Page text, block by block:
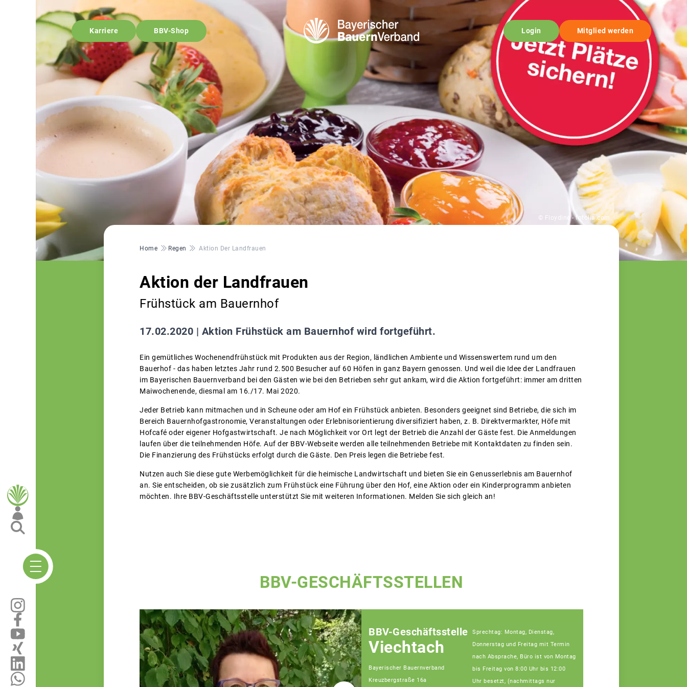
Karriere BBV-Shop Login Mitglied werden
© Floydine - fotolia.com
Pfadnavigation
Home Regen Aktion Der Landfrauen
Aktion der Landfrauen
Frühstück am Bauernhof
17.02.2020 | Aktion Frühstück am Bauernhof wird fortgeführt.
Ein gemütliches Wochenendfrühstück mit Produkten aus der Region, ländlichen Ambiente und Wissenswertem rund um den
Bauerhof - das haben letztes Jahr rund 2.500 Besucher auf 60 Höfen in ganz Bayern genossen. Und weil die Idee der Landfrauen
im Bayerischen Bauernverband bei den Gästen wie bei den Betrieben sehr gut ankam, wird die Aktion fortgeführt: immer am dritten
Maiwochenende, diesmal am 16./17. Mai 2020.
Jeder Betrieb kann mitmachen und in Scheune oder am Hof ein Frühstück anbieten. Besonders geeignet sind Betriebe, die sich im
Bereich Bauernhofgastronomie, Veranstaltungen oder Erlebnisorientierung diversifiziert haben, z. B. Direktvermarkter, Höfe mit
Hofcafé oder eigener Hofgastwirtschaft. Je nach Möglichkeit vor Ort legt der Betrieb die Anzahl der Gäste fest. Die Anmeldungen
laufen über die teilnehmenden Höfe. Auf der BBV-Webseite werden alle teilnehmenden Betriebe mit Kontaktdaten zu finden sein.
Die Finanzierung des Frühstücks erfolgt durch die Gäste. Den Preis legen die Betriebe fest.
Nutzen auch Sie diese gute Werbemöglichkeit für die heimische Landwirtschaft und bieten Sie ein Genusserlebnis am Bauernhof
an. Sie entscheiden, ob sie zusätzlich zum Frühstück eine Führung über den Hof, eine Aktion oder ein Kinderprogramm anbieten
möchten. Ihre BBV-Geschäftsstelle unterstützt Sie mit weiteren Informationen. Melden Sie sich gleich an!
BBV-GESCHÄFTSSTELLEN
BBV-Geschäftsstelle
Viechtach
Bayerischer Bauernverband
Kreuzbergstraße 16a
Sprechtag: Montag, Dienstag,
Donnerstag und Freitag mit Termin
nach Absprache, Büro ist von Montag
bis Freitag von 8:00 Uhr bis 12:00
Uhr besetzt, (nachmittags nur